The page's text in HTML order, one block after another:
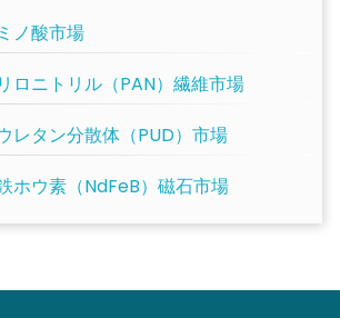
ノ酸市場
ロニトリル（PAN）繊維市場
レタン分散体（PUD）市場
ホウ素（NdFeB）磁石市場